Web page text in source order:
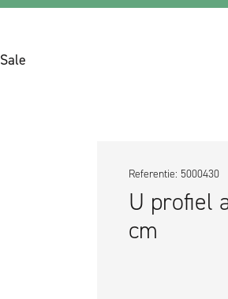
Sale
Referentie: 5000430
U profiel
cm